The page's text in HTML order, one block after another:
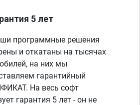
5 лет
программные решения
и откатаны на тысячах
на них мы
гарантийный
На весь софт
гарантия 5 лет - он не